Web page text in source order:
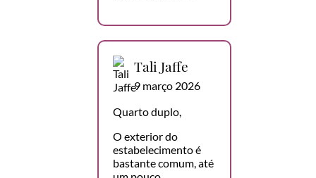
Tali Jaffe
9 março 2026
Quarto duplo,
O exterior do
estabelecimento é
bastante comum, até